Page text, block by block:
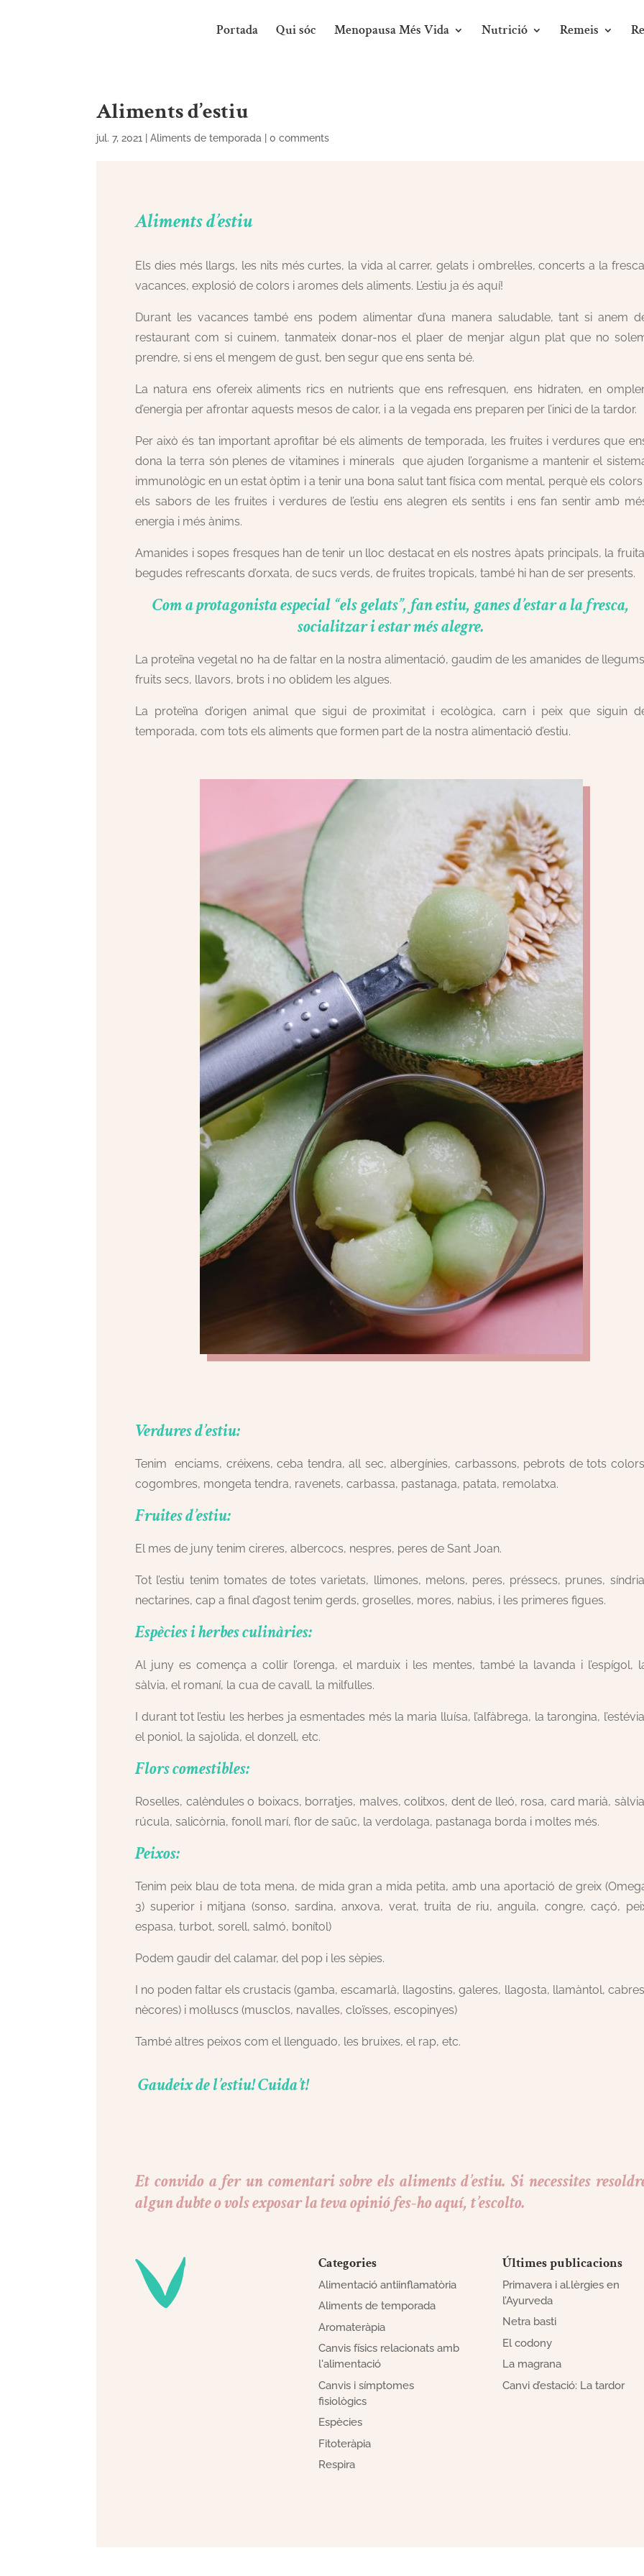
Portada Qui sóc Menopausa Més Vida Nutrició Remeis
Aliments d’estiu
jul. 7, 2021 |Aliments de temporada |0 comments
Aliments d’estiu
Els dies més llargs, les nits més curtes, la vida al carrer, gelats i ombrel·les, concerts a la
vacances, explosió de colors i aromes dels aliments. L’estiu ja és aquí!
Durant les vacances també ens podem alimentar d’una manera saludable, tant si anem
restaurant com si cuinem, tanmateix donar-nos el plaer de menjar algun plat que no
prendre, si ens el mengem de gust, ben segur que ens senta bé.
La natura ens ofereix aliments rics en nutrients que ens refresquen, ens hidraten, en
d’energia per afrontar aquests mesos de calor, i a la vegada ens preparen per l’inici de la tardor.
Per això és tan important aprofitar bé els aliments de temporada, les fruites i verdures que
dona la terra són plenes de vitamines i minerals que ajuden l’organisme a mantenir el
immunològic en un estat òptim i a tenir una bona salut tant física com mental, perquè els colors
els sabors de les fruites i verdures de l’estiu ens alegren els sentits i ens fan sentir amb
energia i més ànims.
Amanides i sopes fresques han de tenir un lloc destacat en els nostres àpats principals, la
begudes refrescants d’orxata, de sucs verds, de fruites tropicals, també hi han de ser presents.
Com a protagonista especial “els gelats”, fan estiu, ganes d’estar a la fresca,
socialitzar i estar més alegre.
La proteïna vegetal no ha de faltar en la nostra alimentació, gaudim de les amanides de
fruits secs, llavors, brots i no oblidem les algues.
La proteïna d’origen animal que sigui de proximitat i ecològica, carn i peix que siguin
temporada, com tots els aliments que formen part de la nostra alimentació d’estiu.
Verdures d’estiu:
Tenim enciams, créixens, ceba tendra, all sec, albergínies, carbassons, pebrots de tots
cogombres, mongeta tendra, ravenets, carbassa, pastanaga, patata, remolatxa.
Fruites d’estiu:
El mes de juny tenim cireres, albercocs, nespres, peres de Sant Joan.
Tot l’estiu tenim tomates de totes varietats, llimones, melons, peres, préssecs, prunes,
nectarines, cap a final d’agost tenim gerds, groselles, mores, nabius, i les primeres figues.
Espècies i herbes culinàries:
Al juny es comença a collir l’orenga, el marduix i les mentes, també la lavanda i l’espígol,
sàlvia, el romaní, la cua de cavall, la milfulles.
I durant tot l’estiu les herbes ja esmentades més la maria lluísa, l’alfàbrega, la tarongina,
el poniol, la sajolida, el donzell, etc.
Flors comestibles:
Roselles, calèndules o boixacs, borratjes, malves, colitxos, dent de lleó, rosa, card marià,
rúcula, salicòrnia, fonoll marí, flor de saüc, la verdolaga, pastanaga borda i moltes més.
Peixos:
Tenim peix blau de tota mena, de mida gran a mida petita, amb una aportació de greix
3) superior i mitjana (sonso, sardina, anxova, verat, truita de riu, anguila, congre, caçó,
espasa, turbot, sorell, salmó, bonítol)
Podem gaudir del calamar, del pop i les sèpies.
I no poden faltar els crustacis (gamba, escamarlà, llagostins, galeres, llagosta, llamàntol,
nècores) i mol·luscs (musclos, navalles, cloïsses, escopinyes)
També altres peixos com el llenguado, les bruixes, el rap, etc.
Gaudeix de l’estiu! Cuida’t!
Et convido a fer un comentari sobre els aliments d’estiu. Si necessites
algun dubte o vols exposar la teva opinió fes-ho aquí, t’escolto.
Categories
Alimentació antiinflamatòria
Aliments de temporada
Aromateràpia
Canvis físics relacionats amb
l'alimentació
Canvis i símptomes
fisiològics
Espècies
Fitoteràpia
Respira
Últimes publicacions
Primavera i al.lèrgies en
l’Ayurveda
Netra basti
El codony
La magrana
Canvi d’estació: La tardor